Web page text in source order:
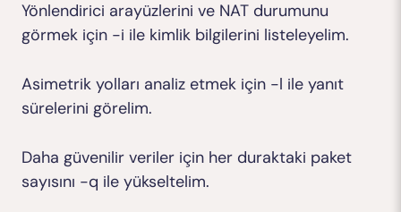
Yönlendirici arayüzlerini ve NAT durumunu
görmek için -i ile kimlik bilgilerini listeleyelim.
Asimetrik yolları analiz etmek için -l ile yanıt
sürelerini görelim.
Daha güvenilir veriler için her duraktaki paket
sayısını -q ile yükseltelim.